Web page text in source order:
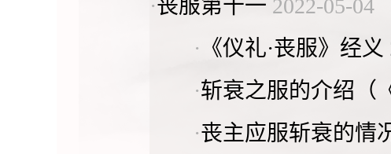
·丧服第十一 2022-05-04
· 《仪礼·丧服》经义
·斩衰之服的介绍（
·丧主应服斩衰的情